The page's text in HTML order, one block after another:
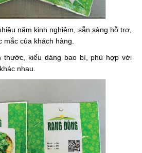
năm kinh nghiệm, sẵn sàng hỗ trợ,
của khách hàng.
thước, kiểu dáng bao bì, phù hợp với
nhau.